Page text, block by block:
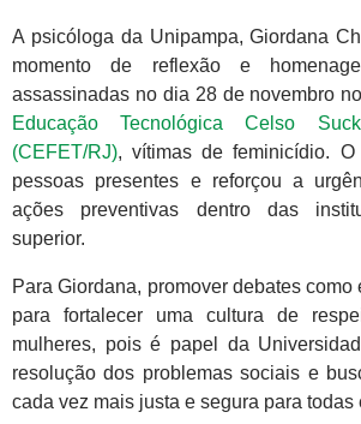
A psicóloga da Unipampa, Giordana
momento de reflexão e
assassinadas no dia 28 de novembro
Educação Tecnológica Celso
(CEFET/RJ), vítimas de feminicídio.
pessoas presentes e reforçou a
ações preventivas dentro das
superior.
Para Giordana, promover debates como
para fortalecer uma cultura de
mulheres, pois é papel da
resolução dos problemas sociais e
cada vez mais justa e segura para todas